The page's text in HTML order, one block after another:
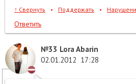
↑ Свернуть • Поддержать •
Ответить
№33 Lora Abarin
02.01.2012 17:28